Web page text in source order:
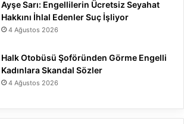
Ayşe Sarı: Engellilerin Ücretsiz Seyahat
Hakkını İhlal Edenler Suç İşliyor
4 Ağustos 2026
Halk Otobüsü Şoföründen Görme Engelli
Kadınlara Skandal Sözler
4 Ağustos 2026